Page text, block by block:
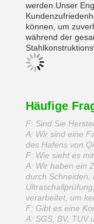
werden.Unser
können, um
während der
Häufige
F: Sind Sie
A: Wir sind eine
des Hafens von
F: Wie sieht es
A: Wir haben ein
durch Schneiden,
verarbeitet, um
F: Gibt es eine
A: SGS, BV, TUV